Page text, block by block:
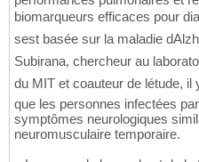
biomarqueurs efficaces pour
sest basée sur la maladie
Subirana, chercheur au
du MIT et coauteur de létude,
que les personnes infectées
symptômes neurologiques
neuromusculaire temporaire.